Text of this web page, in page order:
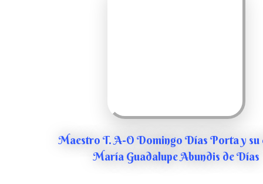
Maestro T. A-O Domingo Días Porta y su
María Guadalupe Abundis de Días